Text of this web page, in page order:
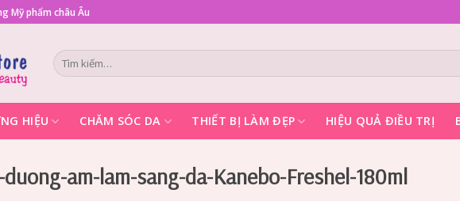
Mỹ phẩm châu Âu
Tìm
kiếm:
HIỆU CHĂM SÓC DA THIẾT BỊ LÀM ĐẸP HIỆU QUẢ ĐIỀU TRỊ
am-lam-sang-da-Kanebo-Freshel-180ml